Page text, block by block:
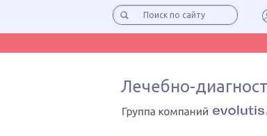
Лечебно-